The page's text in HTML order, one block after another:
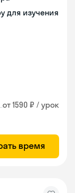
для изучения
от 1590 ₽ / урок
время